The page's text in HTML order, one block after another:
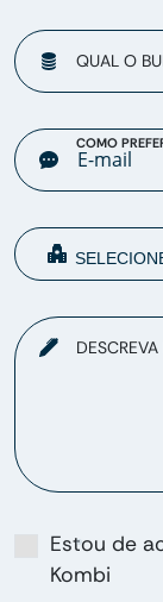
QUAL O
COMO
Estou de
Kombi